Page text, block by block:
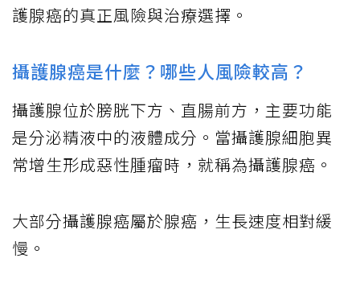
護腺癌的真正風險與治療選擇。
攝護腺癌是什麼？哪些人風險較高？
攝護腺位於膀胱下方、直腸前方，主要功能
是分泌精液中的液體成分。當攝護腺細胞異
常增生形成惡性腫瘤時，就稱為攝護腺癌。
大部分攝護腺癌屬於腺癌，生長速度相對緩
慢。